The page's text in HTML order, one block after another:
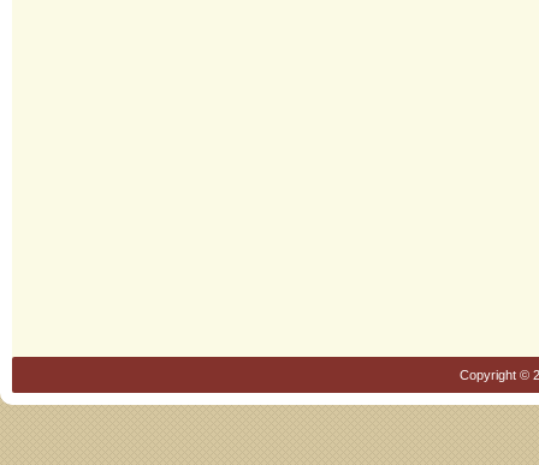
Copyright ©